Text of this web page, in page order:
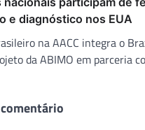
e diagnóstico nos EUA
na AACC integra o
da ABIMO em parceria